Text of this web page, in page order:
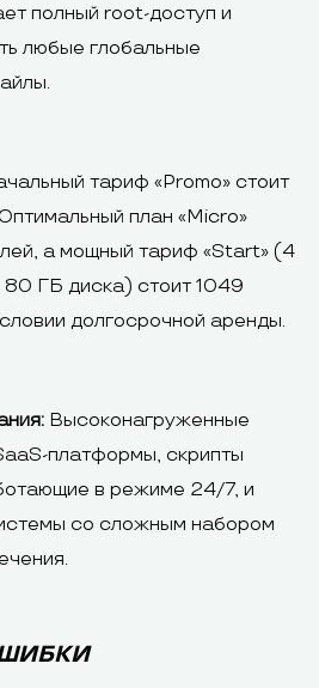
полный root-доступ и
любые глобальные
тариф «Promo» стоит
план «Micro»
а мощный тариф «Start» (4
ГБ диска) стоит 1049
долгосрочной аренды.
Высоконагруженные
платформы, скрипты
в режиме 24/7, и
со сложным набором